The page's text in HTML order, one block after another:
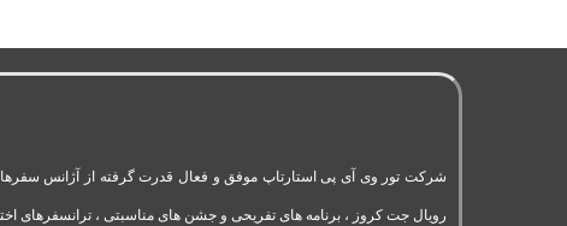
رویال جت کروز ، برنامه های تفریحی و جشن های مناسبتی ، ترانسفرهای